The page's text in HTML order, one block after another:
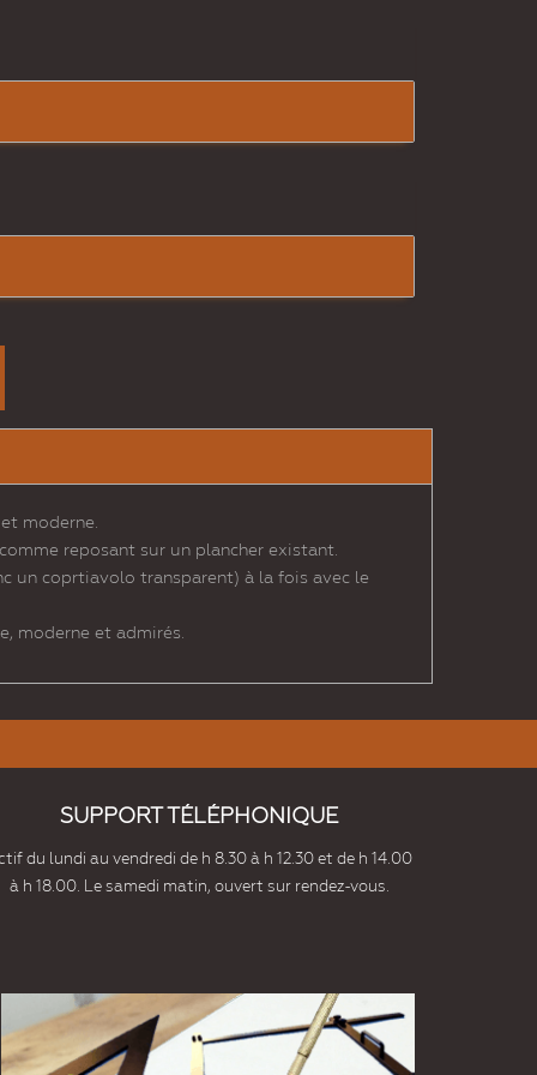
moderne.
reposant sur un plancher existant.
un coprtiavolo transparent) à la fois avec le
moderne et admirés.
SUPPORT TÉLÉPHONIQUE
du lundi au vendredi de h 8.30 à h 12.30 et de h 14.00
à h 18.00. Le samedi matin, ouvert sur rendez-vous.